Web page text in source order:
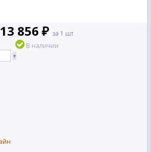
13 856 ₽ за 1 шт
В наличии
+